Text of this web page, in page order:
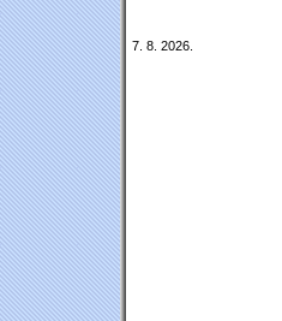
7. 8. 2026.